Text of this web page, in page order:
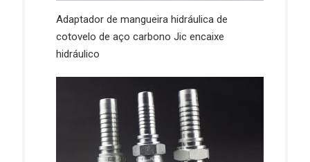
Adaptador de mangueira hidráulica de
cotovelo de aço carbono Jic encaixe
hidráulico